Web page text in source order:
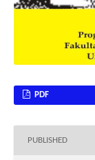
PDF
PUBLISHED